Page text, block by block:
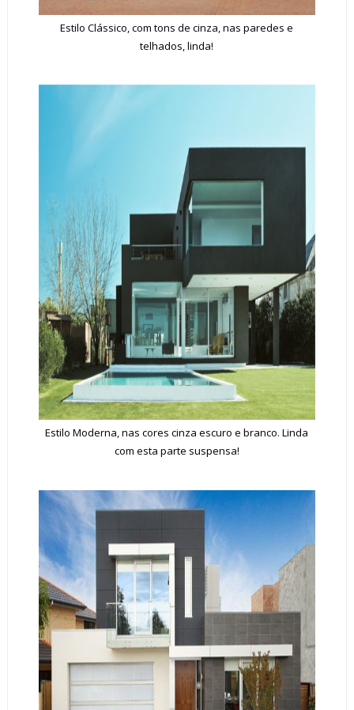
Estilo Clássico, com tons de cinza, nas paredes e
telhados, linda!
Estilo Moderna, nas cores cinza escuro e branco. Linda
com esta parte suspensa!